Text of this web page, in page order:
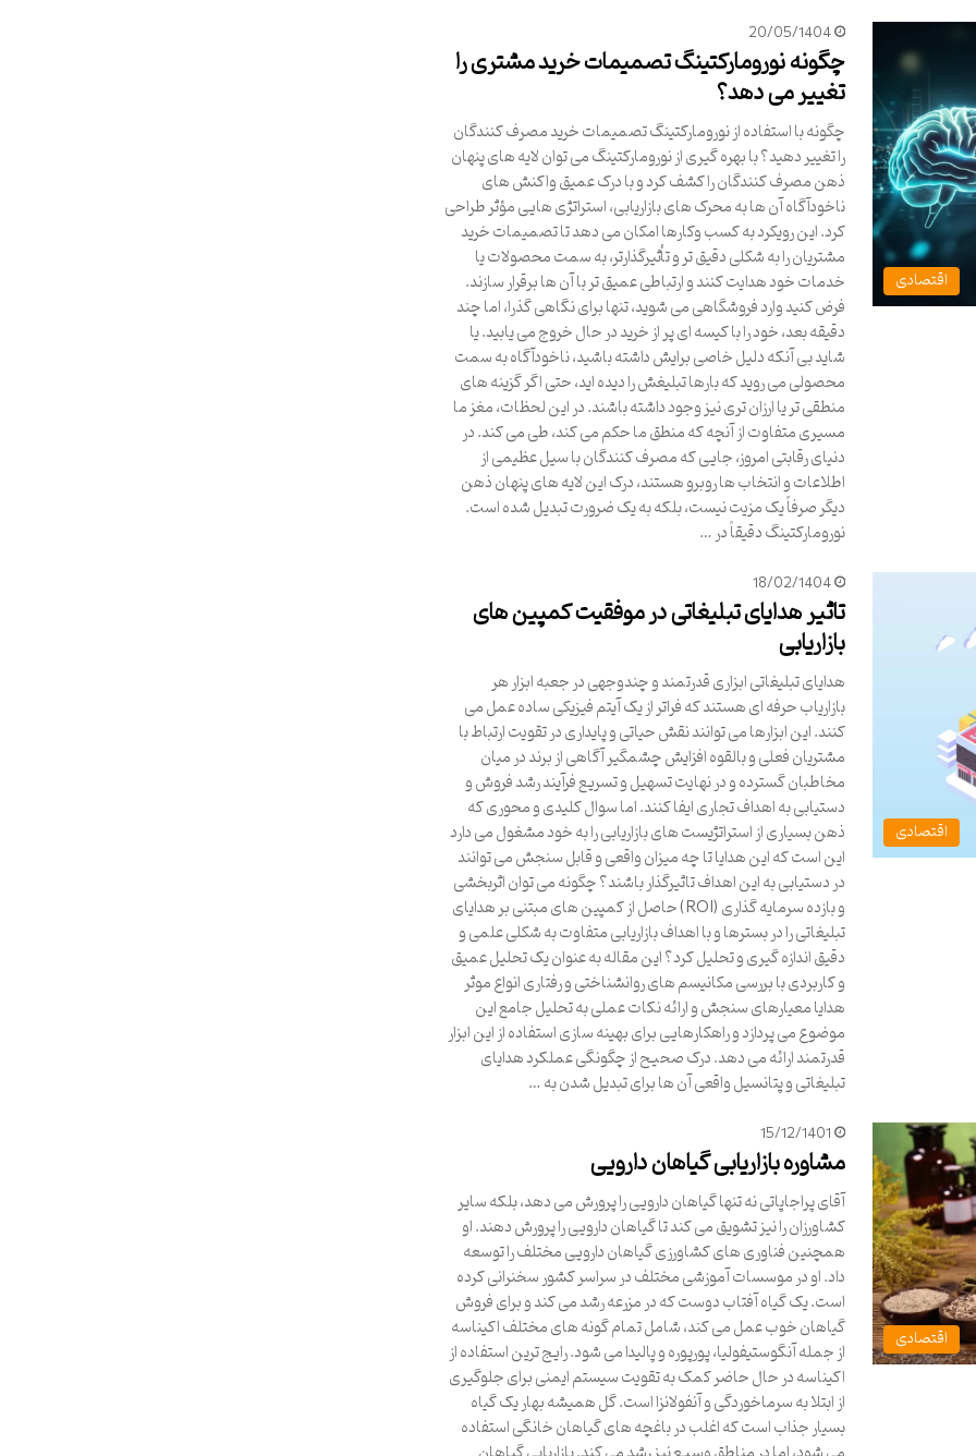
اقتصادی
20/05/1404
چگونه نورومارکتینگ تصمیمات خرید مشتری را
تغییر می دهد؟
چگونه با استفاده از نورومارکتینگ تصمیمات خرید مصرف کنندگان
را تغییر دهید؟ با بهره گیری از نورومارکتینگ می توان لایه های پنهان
ذهن مصرف کنندگان را کشف کرد و با درک عمیق واکنش های
ناخودآگاه آن ها به محرک های بازاریابی، استراتژی هایی مؤثر طراحی
کرد. این رویکرد به کسب وکارها امکان می دهد تا تصمیمات خرید
مشتریان را به شکلی دقیق تر و تأثیرگذارتر، به سمت محصولات یا
خدمات خود هدایت کنند و ارتباطی عمیق تر با آن ها برقرار سازند.
فرض کنید وارد فروشگاهی می شوید، تنها برای نگاهی گذرا، اما چند
دقیقه بعد، خود را با کیسه ای پر از خرید در حال خروج می یابید. یا
شاید بی آنکه دلیل خاصی برایش داشته باشید، ناخودآگاه به سمت
محصولی می روید که بارها تبلیغش را دیده اید، حتی اگر گزینه های
منطقی تر یا ارزان تری نیز وجود داشته باشند. در این لحظات، مغز ما
مسیری متفاوت از آنچه که منطق ما حکم می کند، طی می کند. در
دنیای رقابتی امروز، جایی که مصرف کنندگان با سیل عظیمی از
اطلاعات و انتخاب ها روبرو هستند، درک این لایه های پنهان ذهن
دیگر صرفاً یک مزیت نیست، بلکه به یک ضرورت تبدیل شده است.
نورومارکتینگ دقیقاً در …
اقتصادی
18/02/1404
تاثیر هدایای تبلیغاتی در موفقیت کمپین های
بازاریابی
هدایای تبلیغاتی ابزاری قدرتمند و چندوجهی در جعبه ابزار هر
بازاریاب حرفه ای هستند که فراتر از یک آیتم فیزیکی ساده عمل می
کنند. این ابزارها می توانند نقش حیاتی و پایداری در تقویت ارتباط با
مشتریان فعلی و بالقوه افزایش چشمگیر آگاهی از برند در میان
مخاطبان گسترده و در نهایت تسهیل و تسریع فرآیند رشد فروش و
دستیابی به اهداف تجاری ایفا کنند. اما سوال کلیدی و محوری که
ذهن بسیاری از استراتژیست های بازاریابی را به خود مشغول می دارد
این است که این هدایا تا چه میزان واقعی و قابل سنجش می توانند
در دستیابی به این اهداف تاثیرگذار باشند؟ چگونه می توان اثربخشی
و بازده سرمایه گذاری (ROI) حاصل از کمپین های مبتنی بر هدایای
تبلیغاتی را در بسترها و با اهداف بازاریابی متفاوت به شکلی علمی و
دقیق اندازه گیری و تحلیل کرد؟ این مقاله به عنوان یک تحلیل عمیق
و کاربردی با بررسی مکانیسم های روانشناختی و رفتاری انواع موثر
هدایا معیارهای سنجش و ارائه نکات عملی به تحلیل جامع این
موضوع می پردازد و راهکارهایی برای بهینه سازی استفاده از این ابزار
قدرتمند ارائه می دهد. درک صحیح از چگونگی عملکرد هدایای
تبلیغاتی و پتانسیل واقعی آن ها برای تبدیل شدن به …
اقتصادی
15/12/1401
مشاوره بازاریابی گیاهان دارویی
آقای پراجاپاتی نه تنها گیاهان دارویی را پرورش می دهد، بلکه سایر
کشاورزان را نیز تشویق می کند تا گیاهان دارویی را پرورش دهند. او
همچنین فناوری های کشاورزی گیاهان دارویی مختلف را توسعه
داد. او در موسسات آموزشی مختلف در سراسر کشور سخنرانی کرده
است. یک گیاه آفتاب دوست که در مزرعه رشد می کند و برای فروش
گیاهان خوب عمل می کند، شامل تمام گونه های مختلف اکیناسه
از جمله آنگوستیفولیا، پورپوره و پالیدا می شود. رایج ترین استفاده از
اکیناسه در حال حاضر کمک به تقویت سیستم ایمنی برای جلوگیری
از ابتلا به سرماخوردگی و آنفولانزا است. گل همیشه بهار یک گیاه
بسیار جذاب است که اغلب در باغچه های گیاهان خانگی استفاده